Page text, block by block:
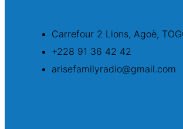
Carrefour 2 Lions, Agoè,
+228 91 36 42 42
arisefamilyradio@gmail.com